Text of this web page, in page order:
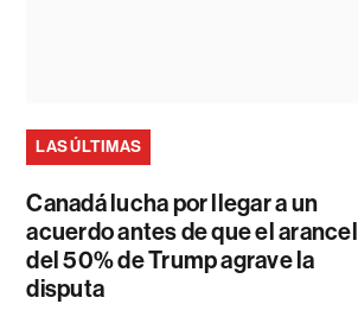
LAS ÚLTIMAS
Canadá lucha por llegar a un
acuerdo antes de que el arancel
del 50% de Trump agrave la
disputa